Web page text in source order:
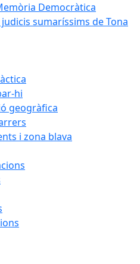
Democràtica
judicis sumaríssims de Tona
hi
geogràfica
i zona blava